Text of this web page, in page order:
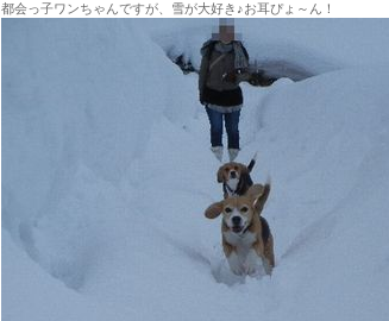
都会っ子ワンちゃんですが、雪が大好き♪お耳ぴょ～ん！